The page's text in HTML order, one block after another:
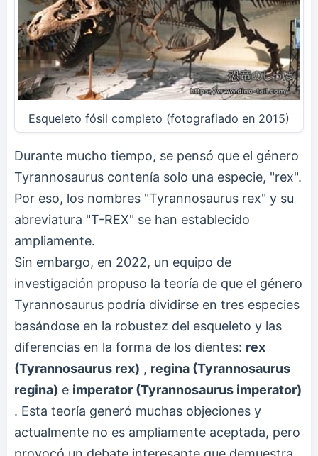
Esqueleto fósil completo (fotografiado en 2015)
Durante mucho tiempo, se pensó que el género
Tyrannosaurus contenía solo una especie, "rex".
Por eso, los nombres "Tyrannosaurus rex" y su
abreviatura "T-REX" se han establecido
ampliamente.
Sin embargo, en 2022, un equipo de
investigación propuso la teoría de que el género
Tyrannosaurus podría dividirse en tres especies
basándose en la robustez del esqueleto y las
diferencias en la forma de los dientes: rex
(Tyrannosaurus rex) , regina (Tyrannosaurus
regina) e imperator (Tyrannosaurus imperator)
. Esta teoría generó muchas objeciones y
actualmente no es ampliamente aceptada, pero